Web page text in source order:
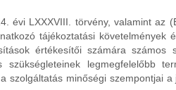
évi LXXXVIII. törvény, valamint az
tájékoztatási követelmények
értékesítői számára számos
legmegfelelőbb
minőségi szempontjai